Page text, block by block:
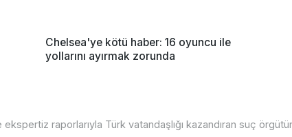
Chelsea'ye kötü haber: 16 oyuncu ile
yollarını ayırmak zorunda
ekspertiz raporlarıyla Türk vatandaşlığı kazandıran suç